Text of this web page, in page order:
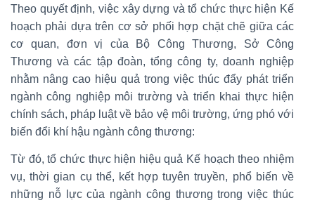
Theo quyết định, việc xây dựng và tổ chức thực hiện Kế
hoạch phải dựa trên cơ sở phối hợp chặt chẽ giữa các
cơ quan, đơn vị của Bộ Công Thương, Sở Công
Thương và các tập đoàn, tổng công ty, doanh nghiệp
nhằm nâng cao hiệu quả trong việc thúc đẩy phát triển
ngành công nghiệp môi trường và triển khai thực hiện
chính sách, pháp luật về bảo vệ môi trường, ứng phó với
biến đổi khí hậu ngành công thương:
Từ đó, tổ chức thực hiện hiệu quả Kế hoạch theo nhiệm
vụ, thời gian cụ thể, kết hợp tuyên truyền, phổ biến về
những nỗ lực của ngành công thương trong việc thúc